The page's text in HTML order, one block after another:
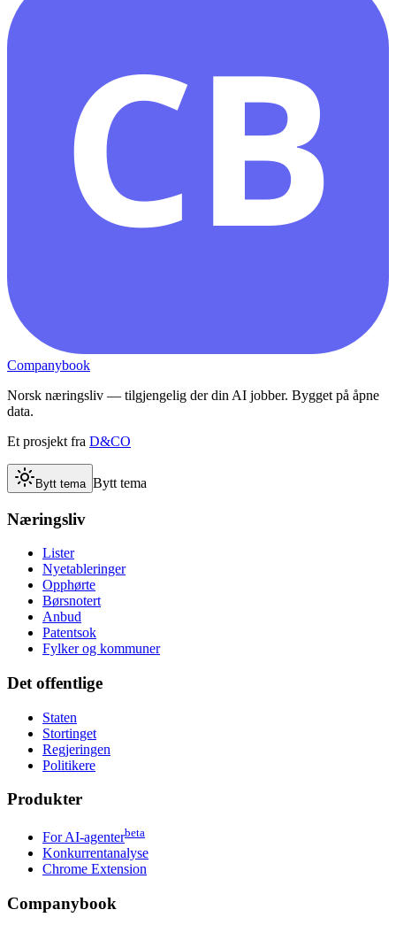
CB
Companybook
Norsk næringsliv — tilgjengelig der din AI jobber. Bygget på åpne
data.
Et prosjekt fra D&CO
Bytt tema Bytt tema
Næringsliv
Lister
Nyetableringer
Opphørte
Børsnotert
Anbud
Patentsok
Fylker og kommuner
Det offentlige
Staten
Stortinget
Regjeringen
Politikere
Produkter
For AI-agenterbeta
Konkurrentanalyse
Chrome Extension
Companybook